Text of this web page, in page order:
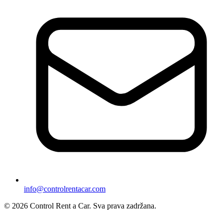
info@controlrentacar.com
© 2026 Control Rent a Car. Sva prava zadržana.